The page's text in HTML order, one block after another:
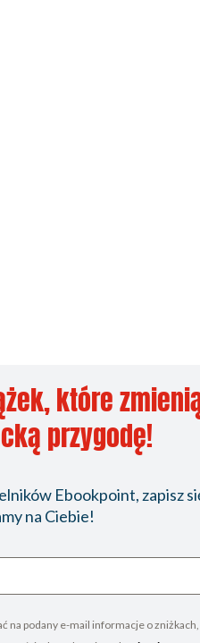
które
przygodę!
Ebookpoint, zapisz
na Ciebie!
na podany e-mail informacje o zniżkach,